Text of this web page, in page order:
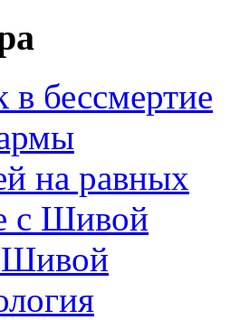
в бессмертие
на равных
с Шивой
Шивой